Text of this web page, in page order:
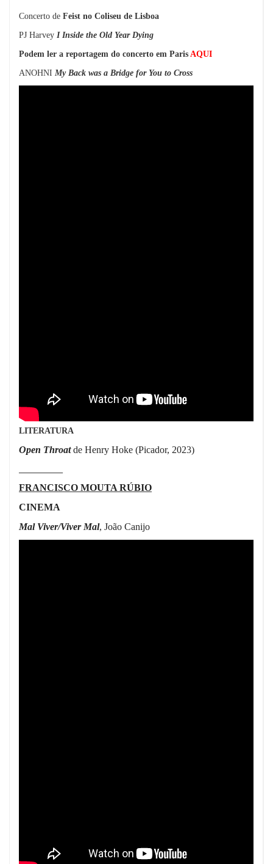
Concerto de Feist no Coliseu de Lisboa
PJ Harvey I Inside the Old Year Dying
Podem ler a reportagem do concerto em Paris AQUI
ANOHNI My Back was a Bridge for You to Cross
LITERATURA
Open Throat de Henry Hoke (Picador, 2023)
FRANCISCO MOUTA RÚBIO
CINEMA
Mal Viver/Viver Mal, João Canijo